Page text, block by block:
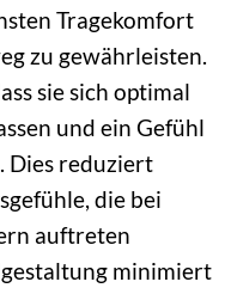
Tragekomfort
zu gewährleisten.
sie sich optimal
und ein Gefühl
Dies reduziert
die bei
auftreten
minimiert